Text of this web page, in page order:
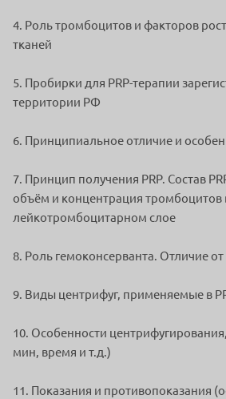
4. Роль тромбоцитов и факторов
тканей
5. Пробирки для PRP-терапии
территории РФ
6. Принципиальное отличие и
7. Принцип получения PRP. Состав
объём и концентрация тромбоцитов
лейкотромбоцитарном слое
8. Роль гемоконсерванта. Отличие
9. Виды центрифуг, применяемые в
10. Особенности
мин, время и т.д.)
11. Показания и противопоказания